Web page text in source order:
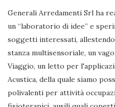
Generali Arredamenti Srl ha
un “laboratorio di idee” e
soggetti interessati,
stanza multisensoriale, un
Viaggio, un letto per
Acustica, della quale siamo
polivalenti per attività